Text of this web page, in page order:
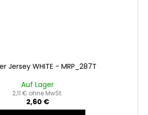
Jersey WHITE - MRP_287T
Auf Lager
2,11 € ohne MwSt.
2,60 €